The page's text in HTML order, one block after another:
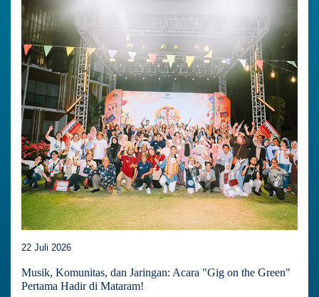
22 Juli 2026
Musik, Komunitas, dan Jaringan: Acara "Gig on the Green"
Pertama Hadir di Mataram!